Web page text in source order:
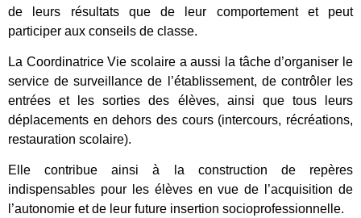
de leurs résultats que de leur comportement et peut
participer aux conseils de classe.
La Coordinatrice Vie scolaire a aussi la tâche d’organiser le
service de surveillance de l’établissement, de contrôler les
entrées et les sorties des élèves, ainsi que tous leurs
déplacements en dehors des cours (intercours, récréations,
restauration scolaire).
Elle contribue ainsi à la construction de repères
indispensables pour les élèves en vue de l’acquisition de
l’autonomie et de leur future insertion socioprofessionnelle.